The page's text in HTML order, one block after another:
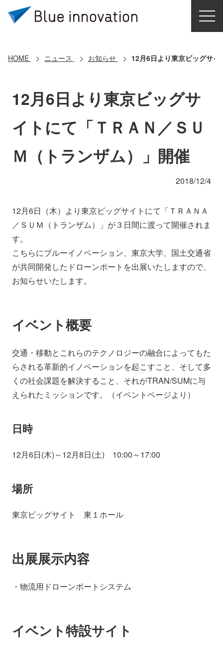
導入事例
コアテクノロジー
クラウドモビリティ研究所
採用情報 資料ダウンロード
HOME ニュース お知らせ 12月6日より東京ビッグサ
12月6日より東京ビッグサ
イトにて「ＴＲＡＮ／ＳＵ
Ｍ（トランザム）」開催
2018/12/4
12月6日（木）より東京ビッグサイトにて「ＴＲＡＮＡ
／ＳＵＭ（トランザム）」が３日間に渡って開催されま
す。
こちらにブルーイノベーション、東京大学、国土交通省
が共同開発したドローンポートを出展いたしますので、
お知らせいたします。
イベント概要
交通・移動とこれらのテクノロジーの融合によってもた
らされる革新的イノベーションを起こすこと、そして多
くの社会課題を解決すること、それがTRAN/SUMに与
えられたミッションです。（イベントページより）
日時
12月6日(木)～12月8日(土) 10:00～17:00
場所
東京ビッグサイト 東１ホール
出展展示内容
・物流用ドローンポートシステム
イベント特設サイト